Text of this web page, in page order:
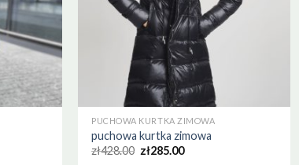
PUCHOWA KURTKA ZIMOWA
puchowa kurtka zimowa
zł428.00 zł285.00